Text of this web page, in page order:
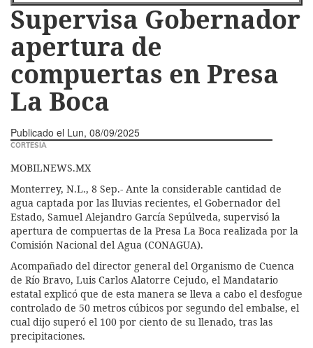
Supervisa Gobernador
apertura de
compuertas en Presa
La Boca
Publicado el Lun, 08/09/2025
CORTESÍA
MOBILNEWS.MX
Monterrey, N.L., 8 Sep.- Ante la considerable cantidad de
agua captada por las lluvias recientes, el Gobernador del
Estado, Samuel Alejandro García Sepúlveda, supervisó la
apertura de compuertas de la Presa La Boca realizada por la
Comisión Nacional del Agua (CONAGUA).
Acompañado del director general del Organismo de Cuenca
de Río Bravo, Luis Carlos Alatorre Cejudo, el Mandatario
estatal explicó que de esta manera se lleva a cabo el desfogue
controlado de 50 metros cúbicos por segundo del embalse, el
cual dijo superó el 100 por ciento de su llenado, tras las
precipitaciones.